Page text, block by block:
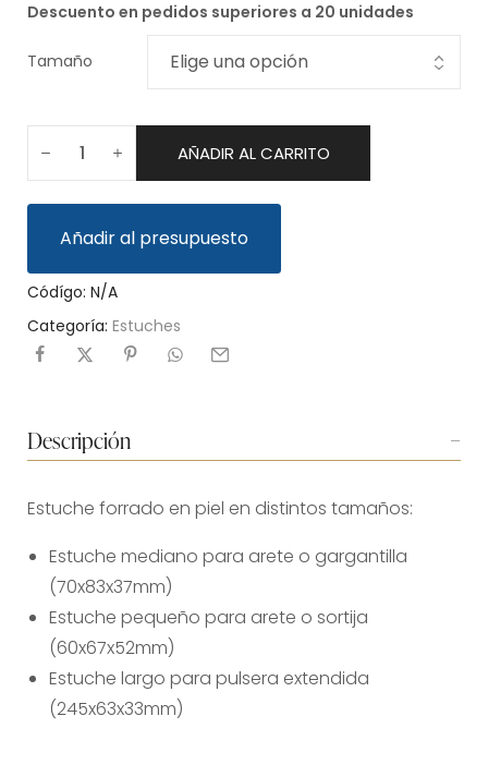
Descuento en pedidos superiores a 20 unidades
Tamaño
AÑADIR AL CARRITO
Añadir al presupuesto
Códígo: N/A
Categoría: Estuches
Descripción
Estuche forrado en piel en distintos tamaños:
Estuche mediano para arete o gargantilla
(70x83x37mm)
Estuche pequeño para arete o sortija
(60x67x52mm)
Estuche largo para pulsera extendida
(245x63x33mm)